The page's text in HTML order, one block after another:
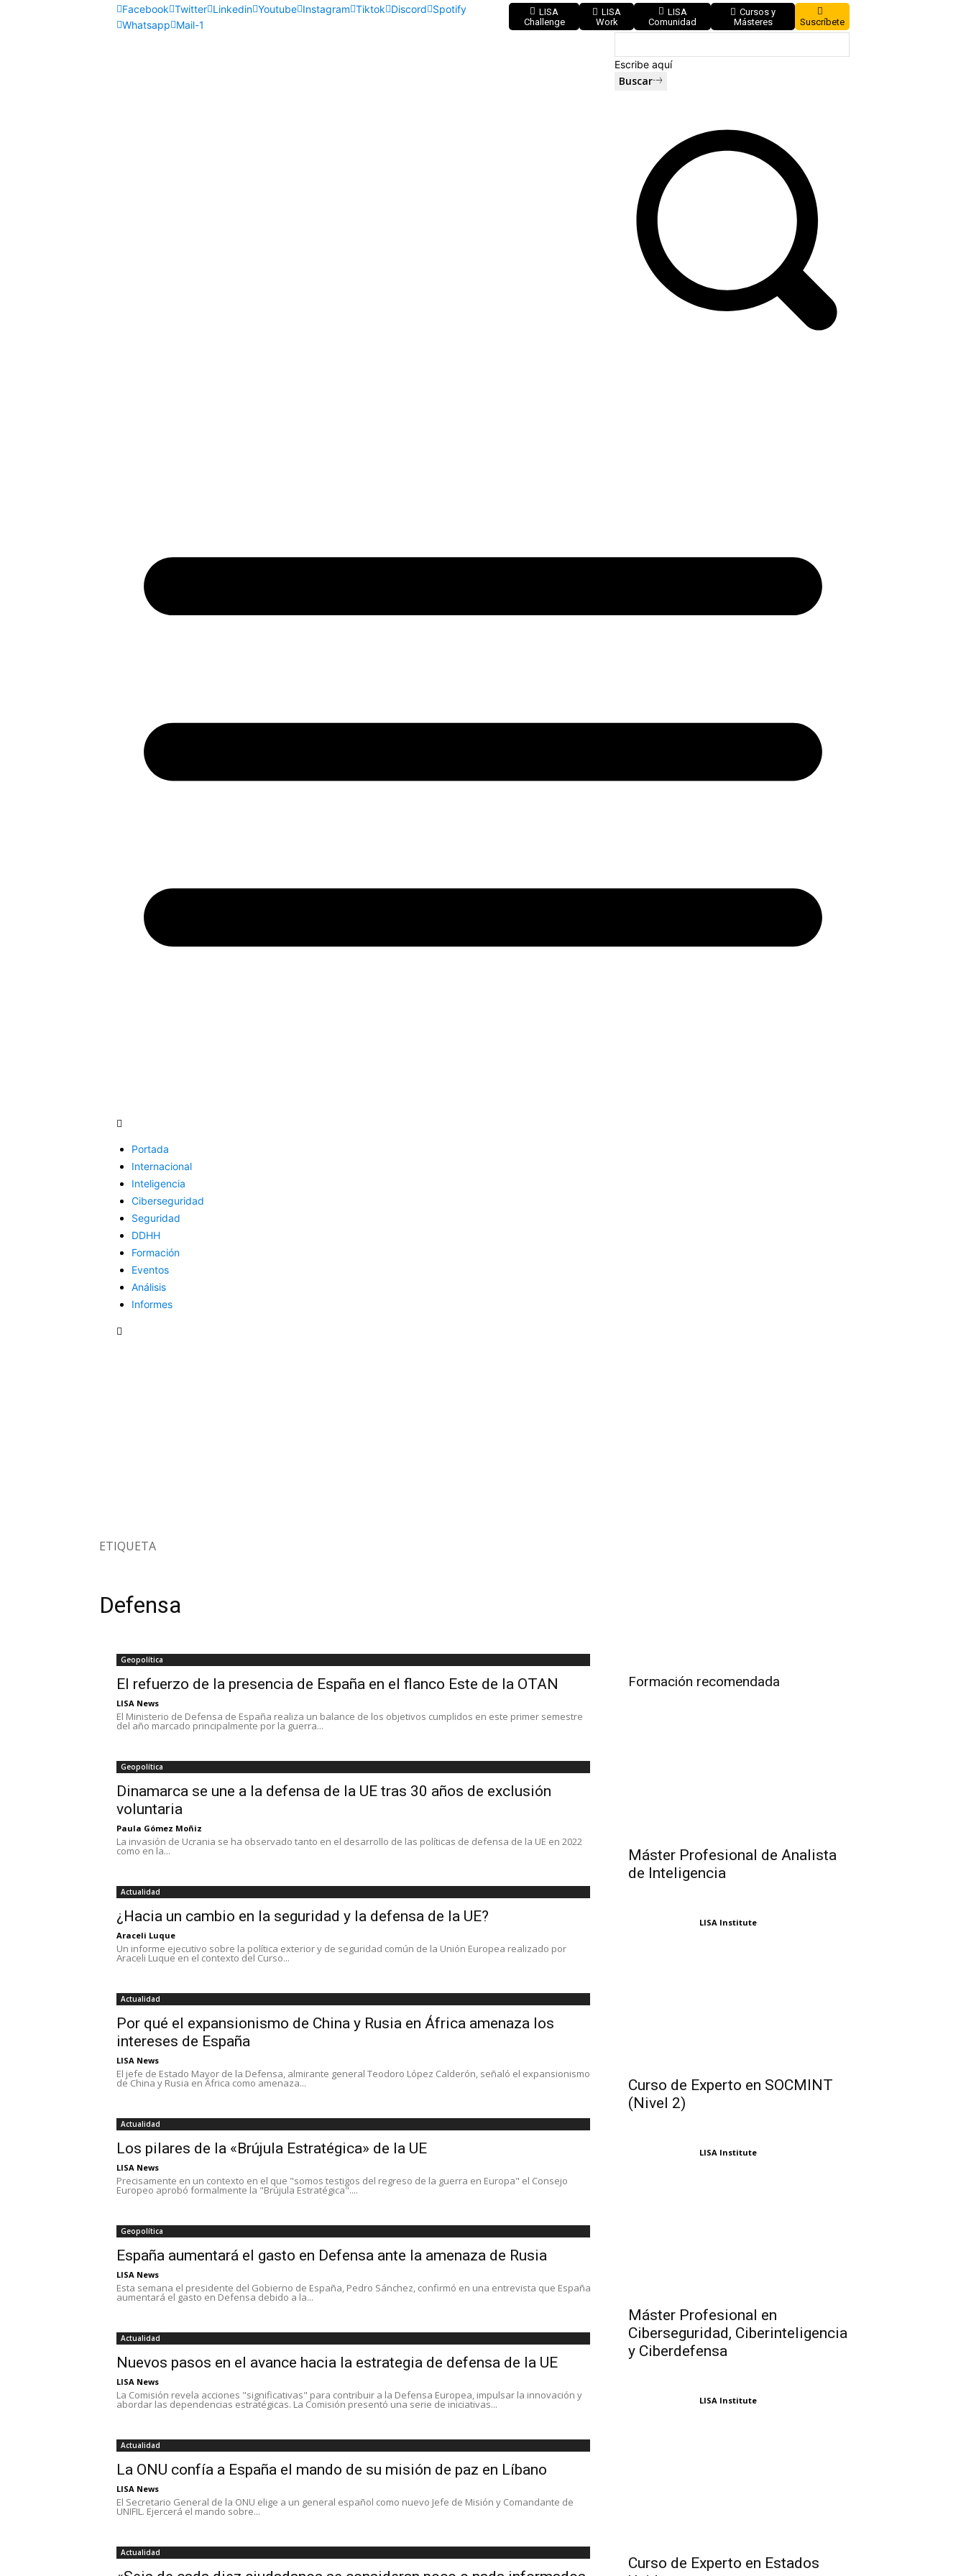
Suscríbete
Cursos y
Másteres
LISA
Comunidad
LISA
Work
LISA
Challenge
Facebook Twitter Linkedin Youtube Instagram Tiktok Discord Spotify
Whatsapp Mail-1
Escribe aquí
Buscar
Portada
Internacional
Inteligencia
Ciberseguridad
Seguridad
DDHH
Formación
Eventos
Análisis
Informes
ETIQUETA
Defensa
Geopolítica
El refuerzo de la presencia de España en el flanco Este de la OTAN
LISA News
El Ministerio de Defensa de España realiza un balance de los objetivos cumplidos en este primer semestre
del año marcado principalmente por la guerra...
Geopolítica
Dinamarca se une a la defensa de la UE tras 30 años de exclusión
voluntaria
Paula Gómez Moñiz
La invasión de Ucrania se ha observado tanto en el desarrollo de las políticas de defensa de la UE en 2022
como en la...
Actualidad
¿Hacia un cambio en la seguridad y la defensa de la UE?
Araceli Luque
Un informe ejecutivo sobre la política exterior y de seguridad común de la Unión Europea realizado por
Araceli Luque en el contexto del Curso...
Actualidad
Por qué el expansionismo de China y Rusia en África amenaza los
intereses de España
LISA News
El jefe de Estado Mayor de la Defensa, almirante general Teodoro López Calderón, señaló el expansionismo
de China y Rusia en África como amenaza...
Actualidad
Los pilares de la «Brújula Estratégica» de la UE
LISA News
Precisamente en un contexto en el que "somos testigos del regreso de la guerra en Europa" el Consejo
Europeo aprobó formalmente la "Brújula Estratégica"....
Geopolítica
España aumentará el gasto en Defensa ante la amenaza de Rusia
LISA News
Esta semana el presidente del Gobierno de España, Pedro Sánchez, confirmó en una entrevista que España
aumentará el gasto en Defensa debido a la...
Actualidad
Nuevos pasos en el avance hacia la estrategia de defensa de la UE
LISA News
La Comisión revela acciones "significativas" para contribuir a la Defensa Europea, impulsar la innovación y
abordar las dependencias estratégicas. La Comisión presentó una serie de iniciativas...
Actualidad
La ONU confía a España el mando de su misión de paz en Líbano
LISA News
El Secretario General de la ONU elige a un general español como nuevo Jefe de Misión y Comandante de
UNIFIL. Ejercerá el mando sobre...
Actualidad
Formación recomendada
Máster Profesional de Analista
de Inteligencia
LISA Institute
Curso de Experto en SOCMINT
(Nivel 2)
LISA Institute
Máster Profesional en
Ciberseguridad, Ciberinteligencia
y Ciberdefensa
LISA Institute
Curso de Experto en Estados